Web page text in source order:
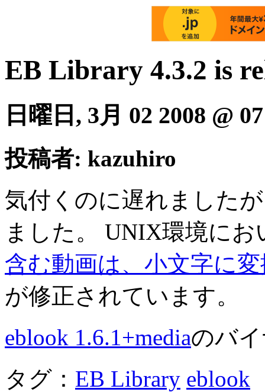
EB Library 4.3.2 is
日曜日, 3月 02 2008 @
投稿者: kazuhiro
気付くのに遅れました
ました。 UNIX環境にお
含む動画は、小文字に
が修正されています。
eblook 1.6.1+mediaのバ
タグ： EB Library eblook